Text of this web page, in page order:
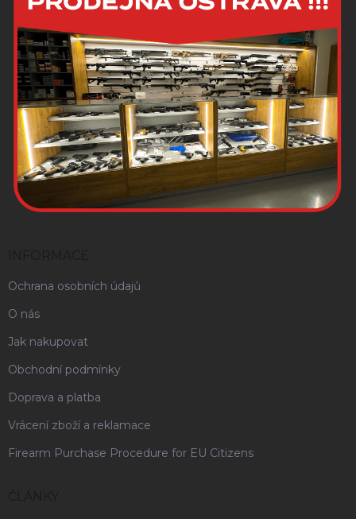
Ochrana osobních údajů
O nás
Jak nakupovat
Obchodní podmínky
Doprava a platba
Vrácení zboží a reklamace
Firearm Purchase Procedure for EU Citizens